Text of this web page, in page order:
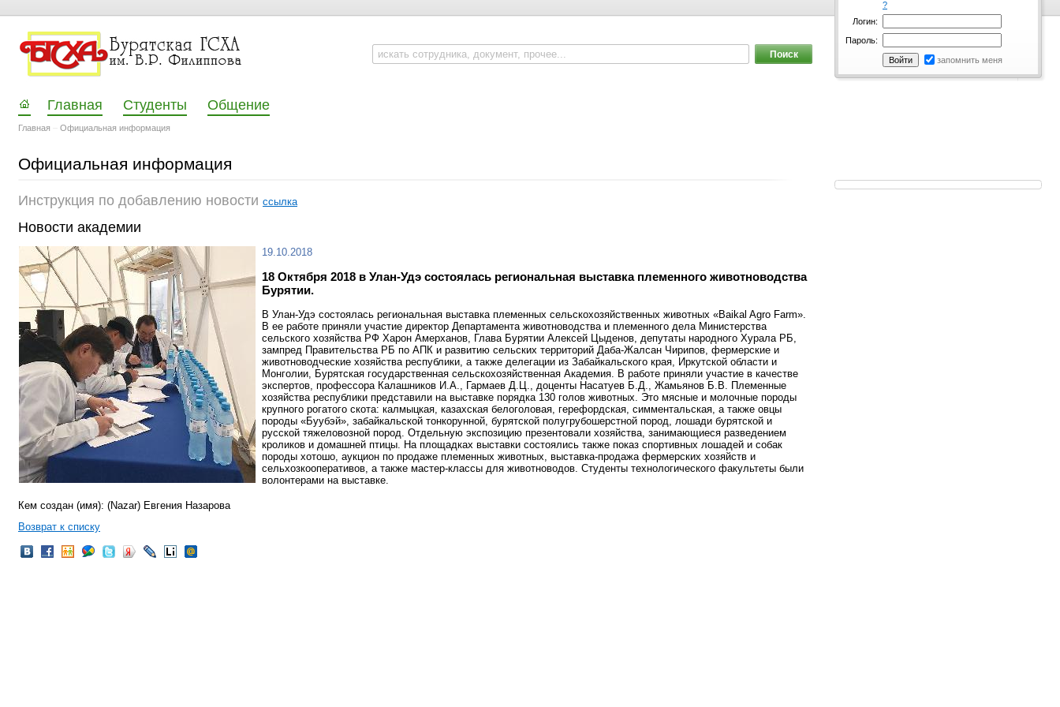
?
Логин:
Пароль:
запомнить меня
Главная Студенты Общение
Главная Официальная информация
Официальная информация
Инструкция по добавлению новости ссылка
Новости академии
19.10.2018
18 Октября 2018 в Улан-Удэ состоялась региональная выставка племенного животноводства
Бурятии.
В Улан-Удэ состоялась региональная выставка племенных сельскохозяйственных животных «Baikal Agro Farm».
В ее работе приняли участие директор Департамента животноводства и племенного дела Министерства
сельского хозяйства РФ Харон Амерханов, Глава Бурятии Алексей Цыденов, депутаты народного Хурала РБ,
зампред Правительства РБ по АПК и развитию сельских территорий Даба-Жалсан Чирипов, фермерские и
животноводческие хозяйства республики, а также делегации из Забайкальского края, Иркутской области и
Монголии, Бурятская государственная сельскохозяйственная Академия. В работе приняли участие в качестве
экспертов, профессора Калашников И.А., Гармаев Д.Ц., доценты Насатуев Б.Д., Жамьянов Б.В. Племенные
хозяйства республики представили на выставке порядка 130 голов животных. Это мясные и молочные породы
крупного рогатого скота: калмыцкая, казахская белоголовая, герефордская, симментальская, а также овцы
породы «Буубэй», забайкальской тонкорунной, бурятской полугрубошерстной пород, лошади бурятской и
русской тяжеловозной пород. Отдельную экспозицию презентовали хозяйства, занимающиеся разведением
кроликов и домашней птицы. На площадках выставки состоялись также показ спортивных лошадей и собак
породы хотошо, аукцион по продаже племенных животных, выставка-продажа фермерских хозяйств и
сельхозкооперативов, а также мастер-классы для животноводов. Студенты технологического факультеты были
волонтерами на выставке.
Кем создан (имя): (Nazar) Евгения Назарова
Возврат к списку